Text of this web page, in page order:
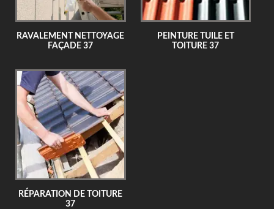
RAVALEMENT NETTOYAGE
FAÇADE 37
PEINTURE TUILE ET
TOITURE 37
RÉPARATION DE TOITURE
37